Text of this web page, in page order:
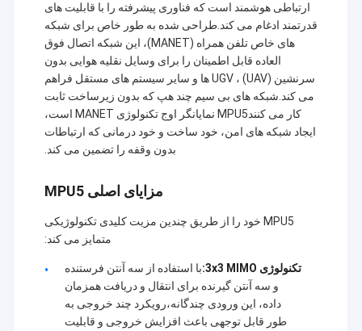
ارتباطی هوشمند است که فناوری پیشرفته را با قابلیت های
قدرتمند ادغام می کند.طراحی شده به طور خاص برای شبکه
های خاص تلفن همراه (MANET)، این شبکه اتصال فوق
العاده قابل اطمینان را برای وسایل نقلیه هوایی بدون
سرنشین (UAV) ، UGV ها و سایر سیستم های مستقل فراهم
می کند.شبکه های بی سیم چند هپ که بدون زیرساخت ثابت
کار می کنندMPU5 نمایانگر اوج تکنولوژی MANET است،
ایجاد شبکه های امن، خود ساخت و خود درمانی که ارتباطات
بدون وقفه را تضمین می کند.
مزایای اصلی MPU5
MPU5 خود را از طریق چندین مزیت کلیدی تکنولوژیکی
متمایز می کند:
تکنولوژی 3x3 MIMO:
با استفاده از سه آنتن فرستنده
و سه آنتن گیرنده برای انتقال و دریافت همزمان
داده، این ورودی چندگانه،رویکرد چند خروجی به
طور قابل توجهی باعث افزایش خروجی و قابلیت